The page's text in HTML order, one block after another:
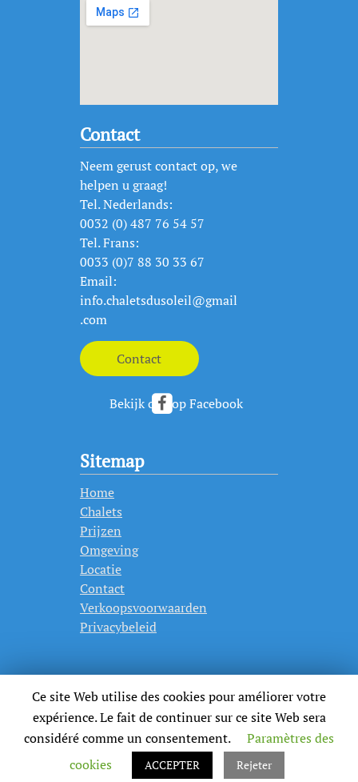
Contact
Neem gerust contact op, we
helpen u graag!
Tel. Nederlands:
0032 (0) 487 76 54 57
Tel. Frans:
0033 (0)7 88 30 33 67
Email:
info.chaletsdusoleil@gmail
.com
Bekijk ons op Facebook
Sitemap
Home
Chalets
Prijzen
Omgeving
Locatie
Contact
Verkoopsvoorwaarden
Privacybeleid
Ce site Web utilise des cookies pour améliorer votre
expérience. Le fait de continuer sur ce site Web sera
considéré comme un consentement.
Paramètres des
cookies
ACCEPTER Rejeter